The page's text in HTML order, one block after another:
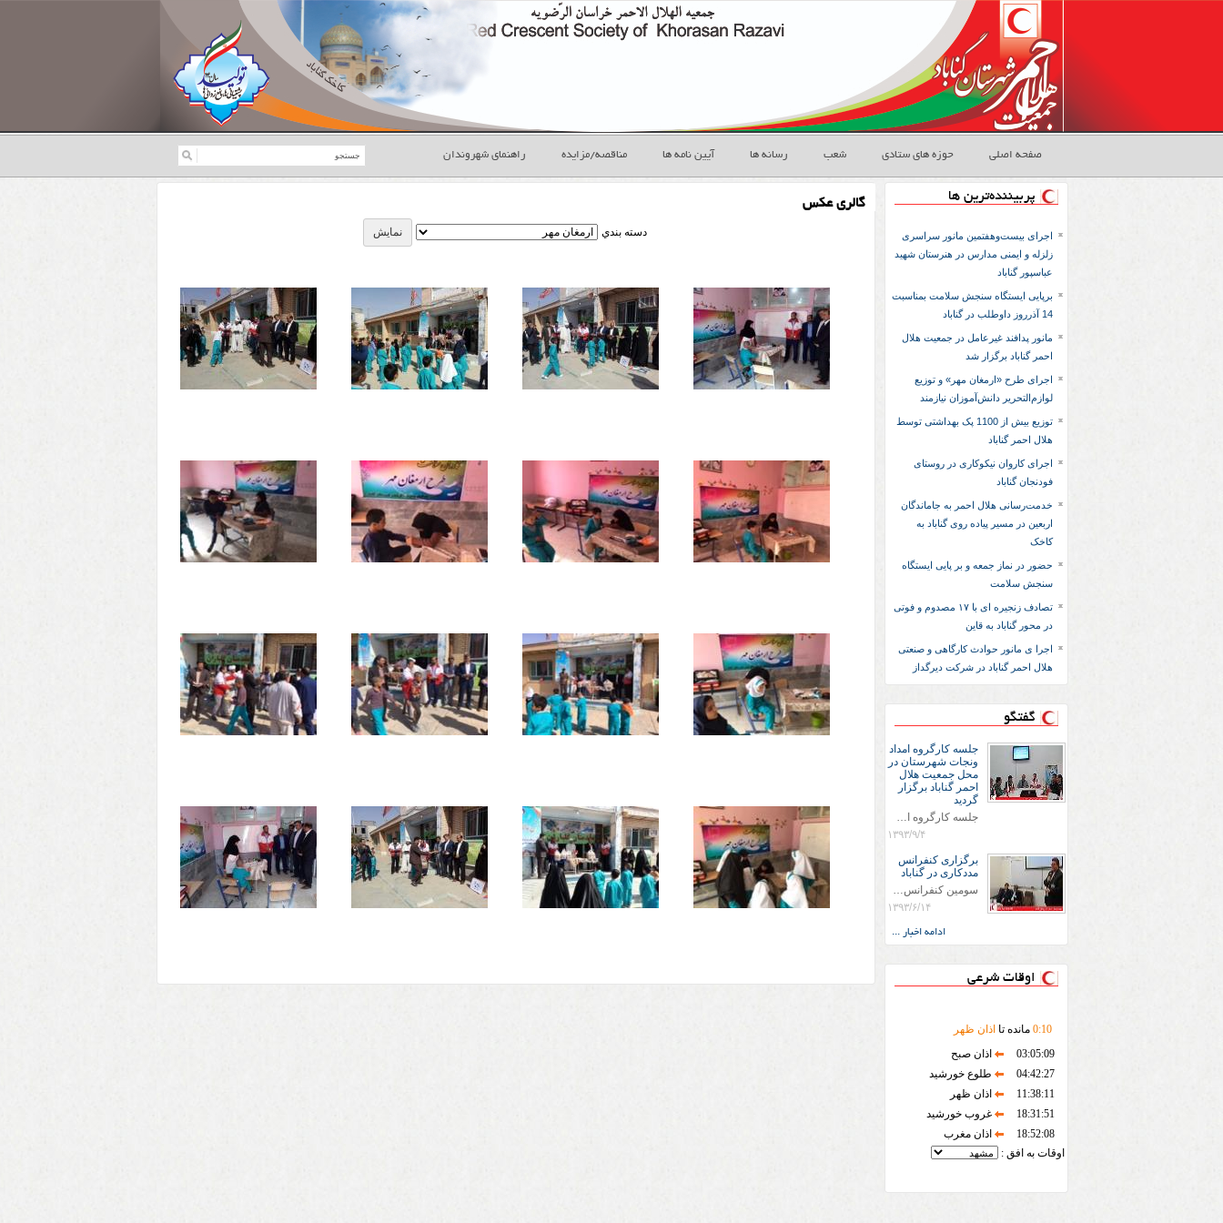
صفحه اصلی حوزه های ستادی شعب رسانه ها آیین نامه ها مناقصه/مزایده راهنمای شهروندان
پربیننده‌ترین ها
اجرای بیست‌وهفتمین مانور سراسری
زلزله و ایمنی مدارس در هنرستان شهید
عباسپور گناباد
برپایی ایستگاه سنجش سلامت بمناسبت
14 آذرروز داوطلب در گناباد
مانور پدافند غیرعامل در جمعیت هلال
احمر گناباد برگزار شد
اجرای طرح «ارمغان مهر» و توزیع
لوازم‌التحریر دانش‌آموزان نیازمند
توزیع بیش از 1100 پک بهداشتی توسط
هلال احمر گناباد
اجرای کاروان نیکوکاری در روستای
فودنجان گناباد
خدمت‌رسانی هلال احمر به جاماندگان
اربعین در مسیر پیاده روی گناباد به
کاخک
حضور در نماز جمعه و بر پایی ایستگاه
سنجش سلامت
تصادف زنجیره ای با ۱۷ مصدوم و فوتی
در محور گناباد به قاین
اجرا ی مانور حوادث کارگاهی و صنعتی
هلال احمر گناباد در شرکت دیرگداز
گفتگو
جلسه کارگروه امداد
ونجات شهرستان در
محل جمعیت هلال
احمر گناباد برگزار
گردید
جلسه کارگروه امداد ونجات شهرستان گناباد با حضور فرماندار و رئیس شورای هماهنگی مدیریت بجران و اعضای کارگروه در محل جمعیت هلال احمر گناباد برگزار گردید
۱۳۹۳/۹/۴
برگزاری کنفرانس
مددکاری در گناباد
سومین کنفرانس مددکاری اجتماعی ایران طی روزهای 12و 13 شهریورماه با حضور جمع کثیری از مسؤلین کشوری از جمله معاون ریاست محترم جمهوری در حوزه زنان ، آقای انواری رئیس کمیته امداد امام (ره) درشهرستان گناباد برگزار گردید
۱۳۹۳/۶/۱۴
ادامه اخبار ...
اوقات شرعی
0:10 مانده تا اذان ظهر
03:05:09
اذان صبح
04:42:27
طلوع خورشید
11:38:11
اذان ظهر
18:31:51
غروب خورشید
18:52:08
اذان مغرب
اوقات به افق :
گالری عکس
دسته بندي